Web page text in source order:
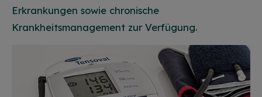
Erkrankungen sowie chronische
Krankheitsmanagement zur Verfügung.